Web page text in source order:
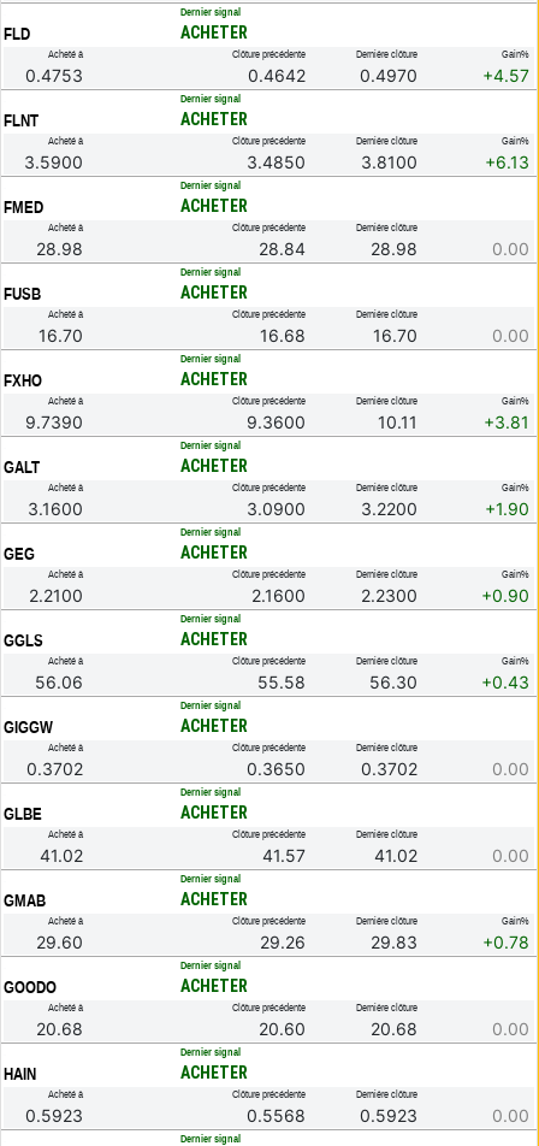
FLD
Dernier signal
ACHETER
Acheté à
0.4753
Clôture précédente
0.4642
Dernière clôture
0.4970
Gain%
+4.57
FLNT
Dernier signal
ACHETER
Acheté à
3.5900
Clôture précédente
3.4850
Dernière clôture
3.8100
Gain%
+6.13
FMED
Dernier signal
ACHETER
Acheté à
28.98
Clôture précédente
28.84
Dernière clôture
28.98 0.00
FUSB
Dernier signal
ACHETER
Acheté à
16.70
Clôture précédente
16.68
Dernière clôture
16.70 0.00
FXHO
Dernier signal
ACHETER
Acheté à
9.7390
Clôture précédente
9.3600
Dernière clôture
10.11
Gain%
+3.81
GALT
Dernier signal
ACHETER
Acheté à
3.1600
Clôture précédente
3.0900
Dernière clôture
3.2200
Gain%
+1.90
GEG
Dernier signal
ACHETER
Acheté à
2.2100
Clôture précédente
2.1600
Dernière clôture
2.2300
Gain%
+0.90
GGLS
Dernier signal
ACHETER
Acheté à
56.06
Clôture précédente
55.58
Dernière clôture
56.30
Gain%
+0.43
GIGGW
Dernier signal
ACHETER
Acheté à
0.3702
Clôture précédente
0.3650
Dernière clôture
0.3702 0.00
GLBE
Dernier signal
ACHETER
Acheté à
41.02
Clôture précédente
41.57
Dernière clôture
41.02 0.00
GMAB
Dernier signal
ACHETER
Acheté à
29.60
Clôture précédente
29.26
Dernière clôture
29.83
Gain%
+0.78
GOODO
Dernier signal
ACHETER
Acheté à
20.68
Clôture précédente
20.60
Dernière clôture
20.68 0.00
HAIN
Dernier signal
ACHETER
Acheté à
0.5923
Clôture précédente
0.5568
Dernière clôture
0.5923 0.00
Dernier signal